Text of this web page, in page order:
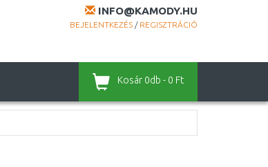
INFO@KAMODY.HU
BEJELENTKEZÉS / REGISZTRÁCIÓ
Kosár 0db - 0 Ft